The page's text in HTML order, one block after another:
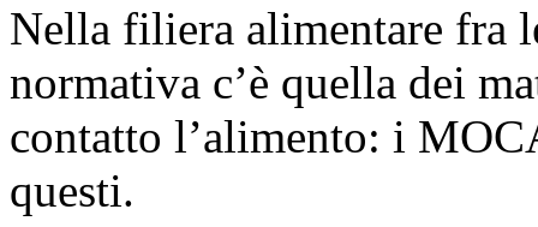
Nella filiera alimentare fra
normativa c’è quella dei
contatto l’alimento: i
questi.